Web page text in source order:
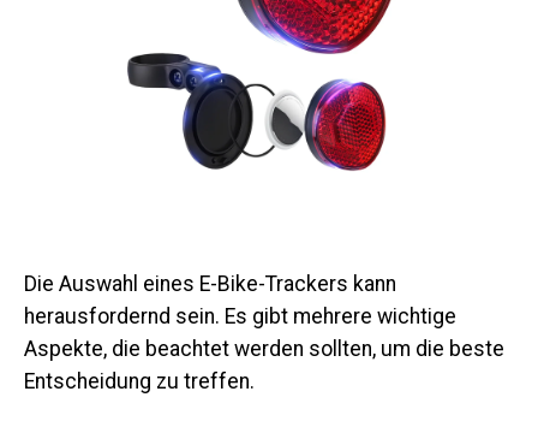
Die Auswahl eines E-Bike-Trackers kann
herausfordernd sein. Es gibt mehrere wichtige
Aspekte, die beachtet werden sollten, um die beste
Entscheidung zu treffen.